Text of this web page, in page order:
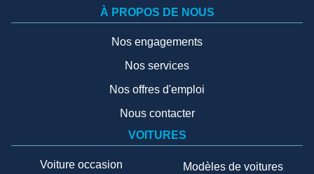
À PROPOS DE NOUS
Nos engagements
Nos services
Nos offres d'emploi
Nous contacter
VOITURES
Voiture occasion
Modèles de voitures